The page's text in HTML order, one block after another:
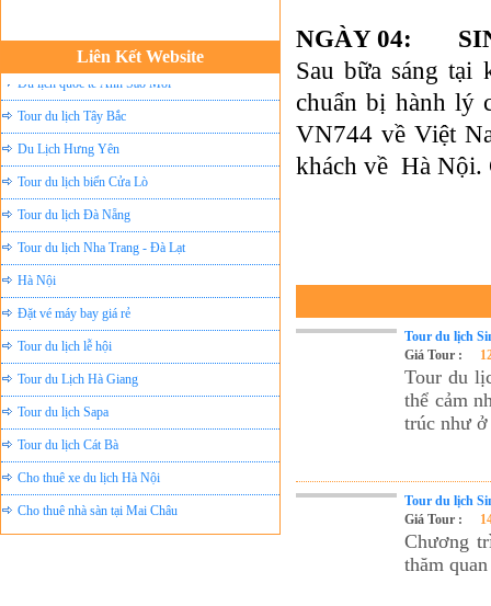
Liên Kết Website
ASM Travel - Du lịch Ánh Sao Mới
Du lịch quốc tế Ánh Sao Mới
Tour du lịch Tây Bắc
Du Lịch Hưng Yên
Tour du lịch biển Cửa Lò
Tour du lịch Đà Nẵng
Tour du lịch Nha Trang - Đà Lạt
Hà Nội
Đặt vé máy bay giá rẻ
Tour du lịch lễ hội
Tour du Lịch Hà Giang
Tour du lịch Sapa
Tour du lịch Cát Bà
Cho thuê xe du lịch Hà Nội
Cho thuê nhà sàn tại Mai Châu
Cho thuê nhà sàn tại Thung Nai
NGÀY 04:
Sau bữa sáng tại
chuẩn bị hành lý
VN744 về Việt
khách về Hà
Tour du lịch
Giá Tour :
Tour du
thể cảm
trúc như
Tour du lịch
Giá Tour :
Chương
thăm